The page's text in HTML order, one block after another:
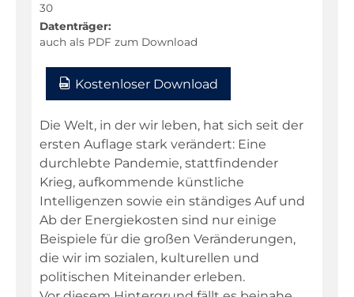
30
Datenträger:
auch als PDF zum Download
Kostenloser Download
Die Welt, in der wir leben, hat sich seit der
ersten Auflage stark verändert: Eine
durchlebte Pandemie, stattfindender
Krieg, aufkommende künstliche
Intelligenzen sowie ein ständiges Auf und
Ab der Energiekosten sind nur einige
Beispiele für die großen Veränderungen,
die wir im sozialen, kulturellen und
politischen Miteinander erleben.